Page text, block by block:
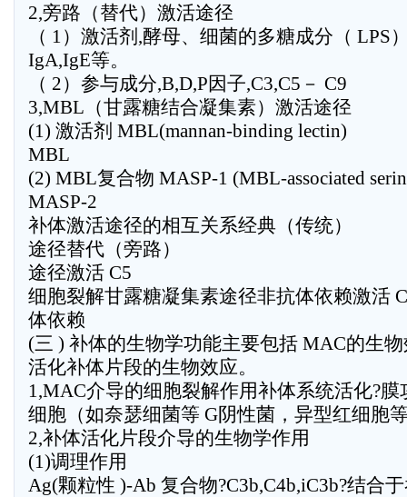
2,旁路（替代）激活途径
（ 1）激活剂,酵母、细菌的多糖成分（ LPS
IgA,IgE等。
（ 2）参与成分,B,D,P因子,C3,C5－ C9
3,MBL（甘露糖结合凝集素）激活途径
(1) 激活剂 MBL(mannan-binding lectin)
MBL
(2) MBL复合物 MASP-1 (MBL-associated
MASP-2
补体激活途径的相互关系经典（传统）
途径替代（旁路）
途径激活 C5
细胞裂解甘露糖凝集素途径非抗体依赖激活
体依赖
(三 ) 补体的生物学功能主要包括 MAC的生
活化补体片段的生物效应。
1,MAC介导的细胞裂解作用补体系统活化?膜
细胞（如奈瑟细菌等 G阴性菌，异型红细胞
2,补体活化片段介导的生物学作用
(1)调理作用
Ag(颗粒性 )-Ab 复合物?C3b,C4b,iC3b?结合